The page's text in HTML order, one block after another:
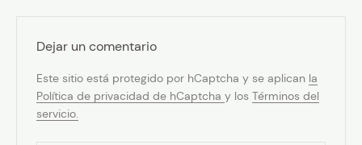
Dejar un comentario
Este sitio está protegido por hCaptcha y se aplican la
Política de privacidad de hCaptcha y los Términos del
servicio.